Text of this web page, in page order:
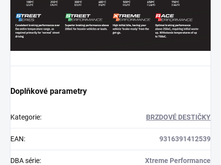
Doplňkové parametry
Kategorie: BRZDOVÉ DESTIČKY
EAN: 9316391412539
DBA série: Xtreme Performance